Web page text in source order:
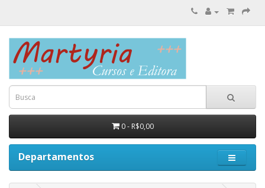
0 - R$0,00
Departamentos